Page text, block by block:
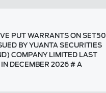
PUT WARRANTS ON SET50
BY YUANTA SECURITIES
COMPANY LIMITED LAST
DECEMBER 2026 # A